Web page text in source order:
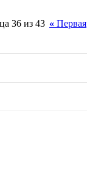
36 из 43 « Первая